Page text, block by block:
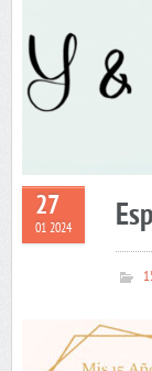
27
01 2024